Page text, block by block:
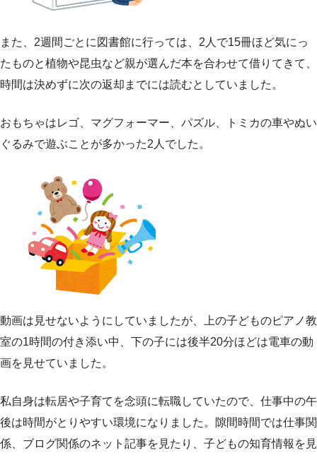
また、2週間ごとに図書館に行っては、2人で15冊ほど気にっ
たものと植物や昆虫など親が選んだ本を合わせて借りてきて、
時間は決めずに次の返却までには読むとしていました。
おもちゃはレゴ、マグフォーマー、パズル、トミカの車やぬい
ぐるみで遊ぶことが多かった2人でした。
動画は見せないようにしていましたが、上の子どものピアノ教
室の1時間の付き添い中、下の子には後半20分ほどは電車の動
画を見せていました。
私自身は転居や子育てを念頭に転職していたので、仕事中の午
後は時間がとりやすい環境になりました。隙間時間では仕事関
係、ブログ関係のネット記事を見たり、子どもの知育情報を見